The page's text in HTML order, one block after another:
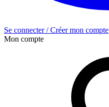
Se connecter / Créer mon compte
Mon compte